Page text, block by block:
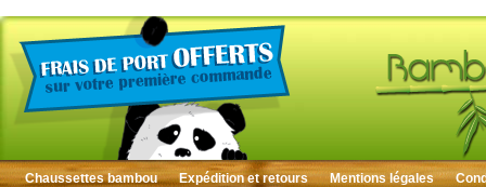
Chaussettes bambou Expédition et retours Mentions légales